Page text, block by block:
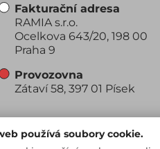
Fakturační adresa
RAMIA s.r.o.
Ocelkova 643/20, 198 00
Praha 9
Provozovna
Zátaví 58, 397 01 Písek
používá soubory cookie.